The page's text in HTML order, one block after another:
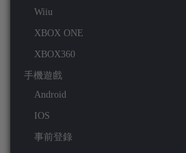
Wiiu
XBOX ONE
XBOX360
手機遊戲
Android
IOS
事前登錄